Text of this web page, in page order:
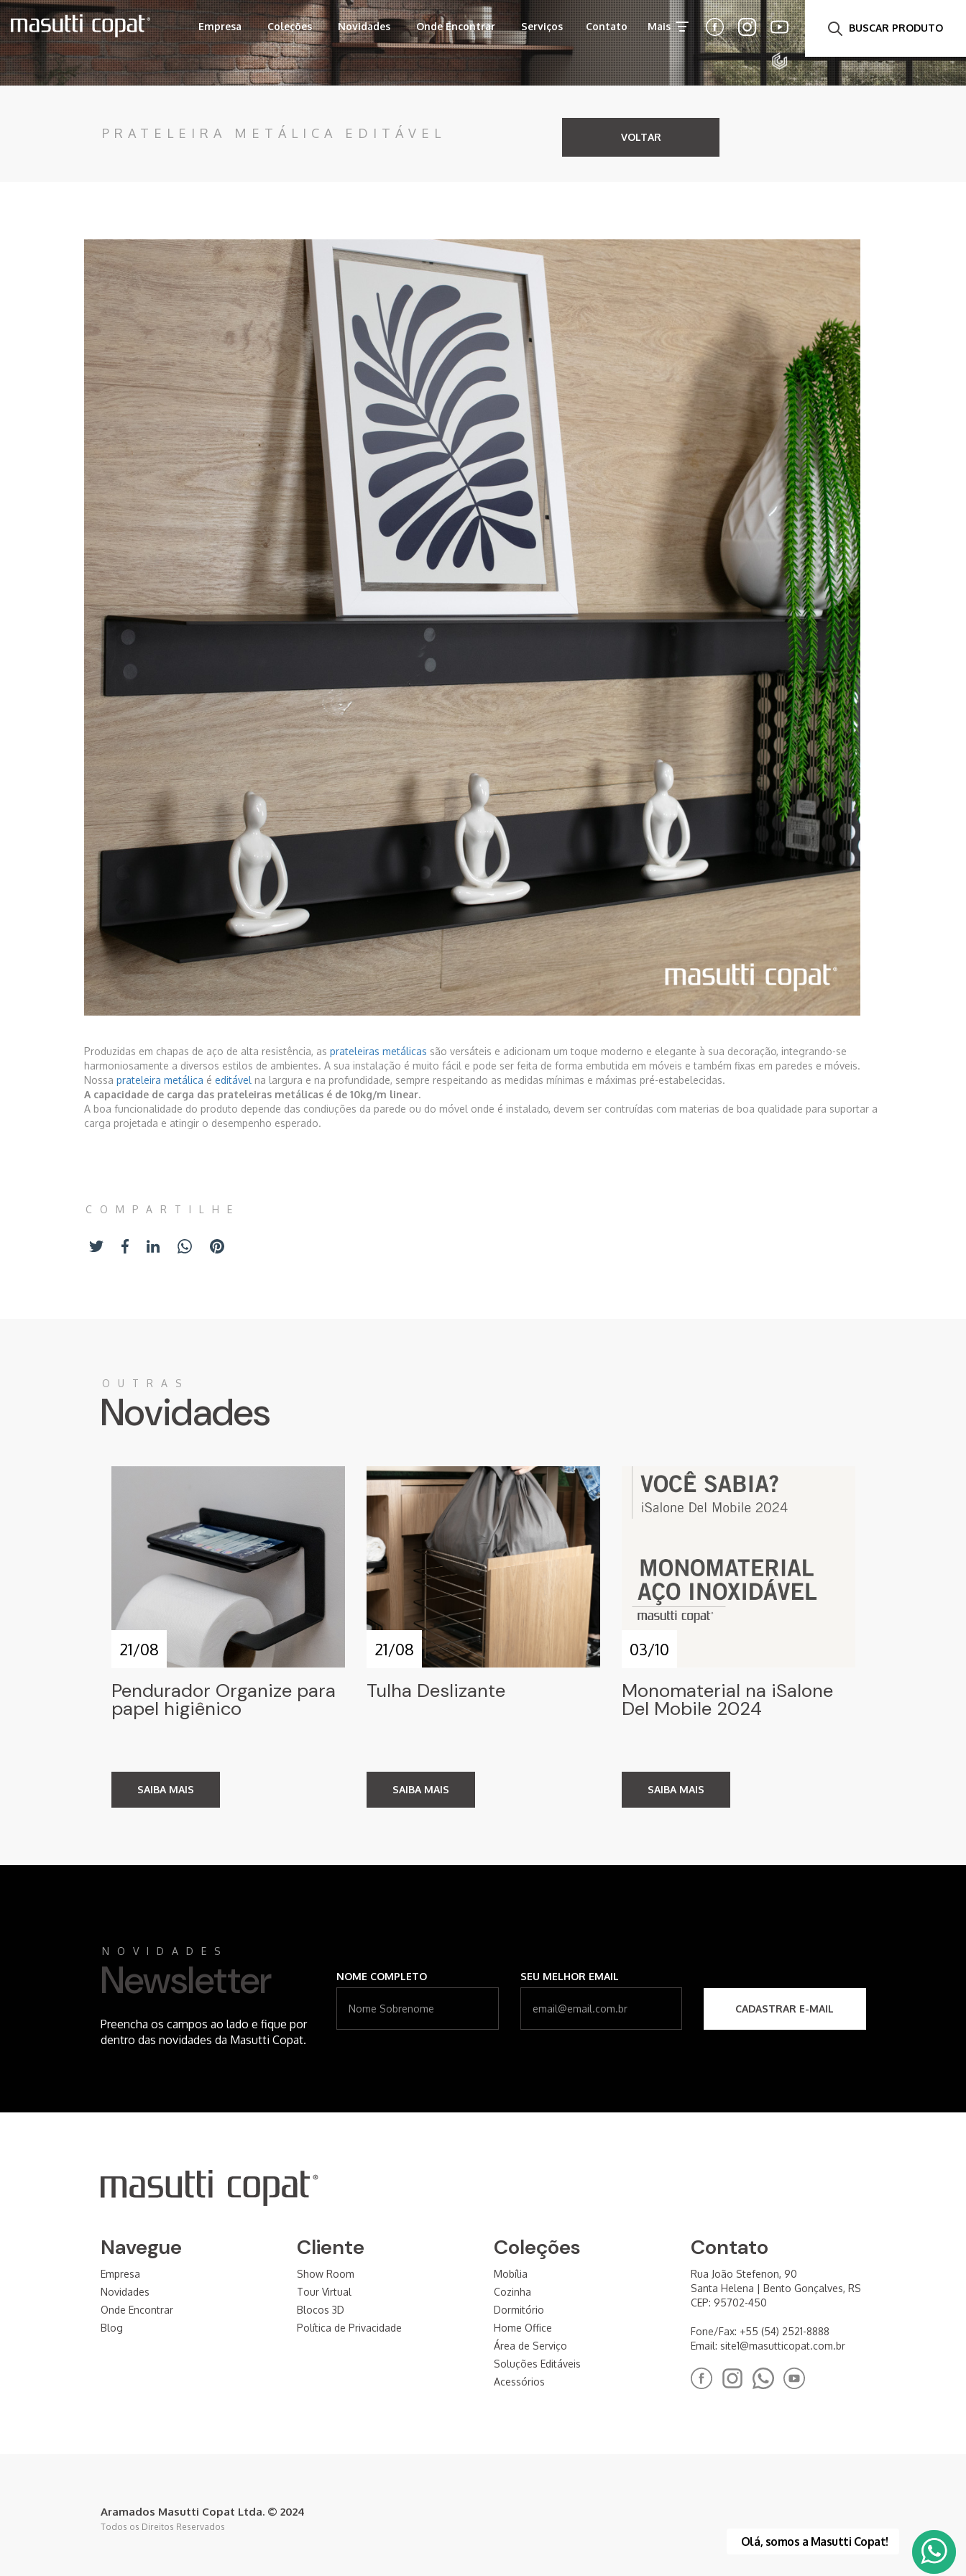
Empresa Coleções Novidades Onde Encontrar Serviços Contato Mais BUSCAR PRODUTO
PRATELEIRA METÁLICA EDITÁVEL VOLTAR
Produzidas em chapas de aço de alta resistência, as prateleiras metálicas são versáteis e adicionam um toque moderno e elegante à sua decoração, integrando-se
harmoniosamente a diversos estilos de ambientes. A sua instalação é muito fácil e pode ser feita de forma embutida em móveis e também fixas em paredes e móveis.
Nossa prateleira metálica é editável na largura e na profundidade, sempre respeitando as medidas mínimas e máximas pré-estabelecidas.
A capacidade de carga das prateleiras metálicas é de 10kg/m linear.
A boa funcionalidade do produto depende das condiuções da parede ou do móvel onde é instalado, devem ser contruídas com materias de boa qualidade para suportar a
carga projetada e atingir o desempenho esperado.
COMPARTILHE
OUTRAS
Novidades
21/08
Pendurador Organize para
papel higiênico
SAIBA MAIS
21/08
Tulha Deslizante
SAIBA MAIS
03/10
Monomaterial na iSalone
Del Mobile 2024
SAIBA MAIS
NOVIDADES
Newsletter
Preencha os campos ao lado e fique por
dentro das novidades da Masutti Copat.
NOME COMPLETO SEU MELHOR EMAIL
Navegue
Empresa
Novidades
Onde Encontrar
Blog
Cliente
Show Room
Tour Virtual
Blocos 3D
Política de Privacidade
Coleções
Mobília
Cozinha
Dormitório
Home Office
Área de Serviço
Soluções Editáveis
Acessórios
Contato
Rua João Stefenon, 90
Santa Helena | Bento Gonçalves, RS
CEP: 95702-450
Fone/Fax: +55 (54) 2521-8888
Email: site1@masutticopat.com.br
Aramados Masutti Copat Ltda. © 2024
Todos os Direitos Reservados
Olá, somos a Masutti Copat!